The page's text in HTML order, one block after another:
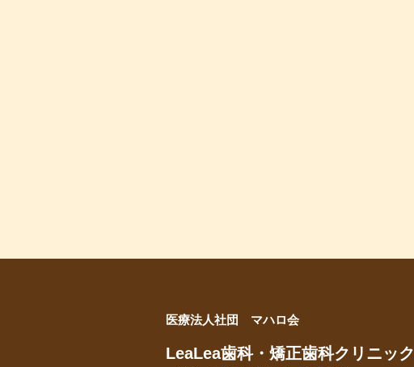
医療法人社団 マハロ会
LeaLea歯科・矯正歯科クリニック